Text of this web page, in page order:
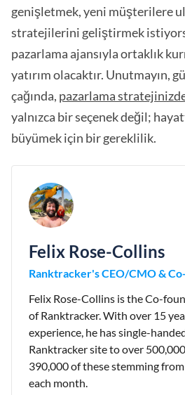
genişletmek, yeni müşterilere
stratejilerini geliştirmek
pazarlama ajansıyla ortaklık
yatırım olacaktır. Unutmayın,
çağında, pazarlama
yalnızca bir seçenek değil;
büyümek için bir gereklilik.
Felix Rose-Collins
Ranktracker's CEO/CMO &
Felix Rose-Collins is the Co-
of Ranktracker. With over 15
experience, he has single-
Ranktracker site to over
390,000 of these stemming
each month.